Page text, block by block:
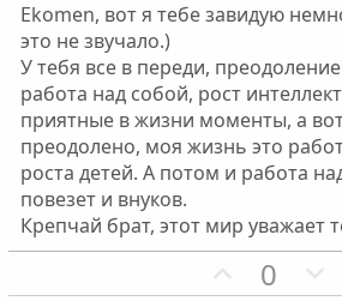
н
ы
й
г
о
л
с
Ekomen, вот я тебе завидую
это не звучало.)
У тебя все в переди,
работа над собой, рост
приятные в жизни моменты, а
преодолено, моя жизнь это
роста детей. А потом и работа
повезет и внуков.
Крепчай брат, этот мир уважает
П0